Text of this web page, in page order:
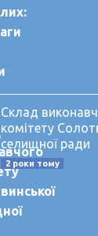
Склад
комітету
селищної ради
2 роки тому